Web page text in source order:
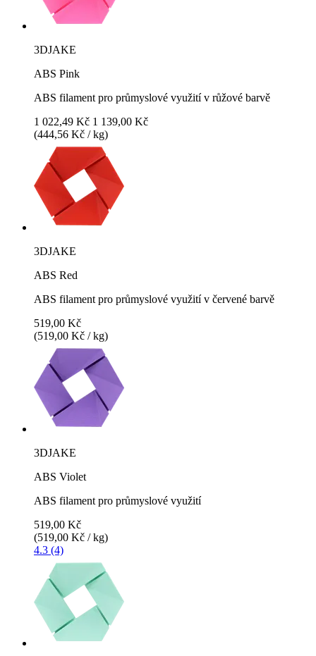
3DJAKE
ABS Pink
ABS filament pro průmyslové využití v růžové barvě
1 022,49 Kč 1 139,00 Kč
(444,56 Kč / kg)
3DJAKE
ABS Red
ABS filament pro průmyslové využití v červené barvě
519,00 Kč
(519,00 Kč / kg)
3DJAKE
ABS Violet
ABS filament pro průmyslové využití
519,00 Kč
(519,00 Kč / kg)
4.3 (4)